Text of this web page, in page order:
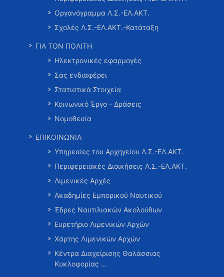
Οργανόγραμμα Λ.Σ.-ΕΛ.ΑΚΤ.
Σχολές Λ.Σ.-ΕΛ.ΑΚΤ.-Κατάταξη
ΓΙΑ ΤΟΝ ΠΟΛΙΤΗ
Ηλεκτρονικές εφαρμογές
Σας ενδιαφέρει
Στατιστικά Στοιχεία
Κοινωνικό Έργο - Δράσεις
Νομοθεσία
ΕΠΙΚΟΙΝΩΝΙΑ
Υπηρεσίες του Αρχηγείου Λ.Σ.-ΕΛ.ΑΚΤ.
Περιφερειακές Διοικήσεις Λ.Σ.-ΕΛ.ΑΚΤ.
Λιμενικές Αρχές
Ακαδημίες Εμπορικού Ναυτικού
Έδρες Ναυτιλιακών Ακολούθων
Ευρετήριο Λιμενικών Αρχών
Χάρτης Λιμενικών Αρχών
Κέντρα Διαχείρισης Θαλάσσιας
Κυκλοφορίας …